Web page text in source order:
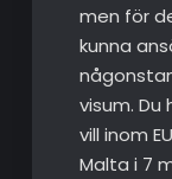
men för
kunna
visum.
vill inom
Malta i 7